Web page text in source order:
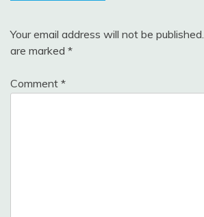
Your email address will not be published.
are marked *
Comment *